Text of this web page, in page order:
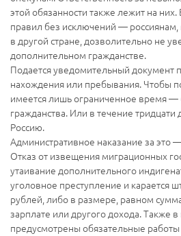
этой обязанности также лежит на
правил без исключений —
в другой стране, дозволительно не
дополнительном гражданстве.
Подается уведомительный документ
нахождения или пребывания. Чтобы
имеется лишь ограниченное время —
гражданства. Или в течение тридцати
Россию.
Административное наказание за это
Отказ от извещения миграционных
утаивание дополнительного
уголовное преступление и карается
рублей, либо в размере, равном
зарплате или другого дохода. Также в
предусмотрены обязательные работы